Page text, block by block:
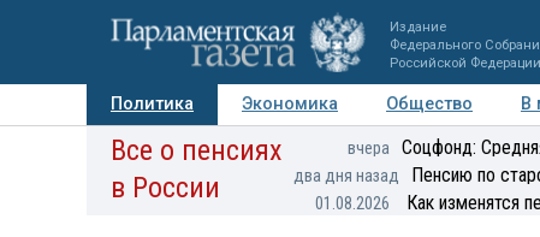
Издание
Федерального
Российской Федерации
Политика Экономика Общество В
Авторы Персоны Мнения Регионы
Все о пенсиях
в России
вчера Соцфонд:
два дня назад Пенсию по
01.08.2026 Как изменятся